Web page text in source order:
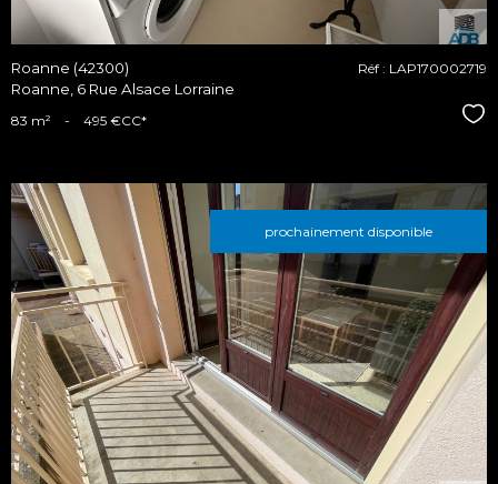
Roanne (42300)
Roanne, 6 Rue Alsace Lorraine
Réf : LAP170002719
83 m² - 495 €CC*
prochainement disponible
voir le
bien